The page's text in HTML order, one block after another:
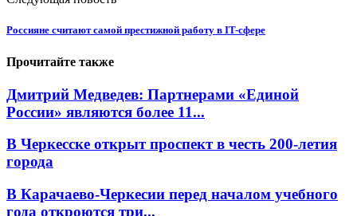
Россияне считают самой престижной работу в IT-сфере
Прочитайте также
Дмитрий Медведев: Партнерами «Единой
России» являются более 11...
В Черкесске открыт проспект в честь 200-летия
города
В Карачаево-Черкесии перед началом учебного
года откроются три...